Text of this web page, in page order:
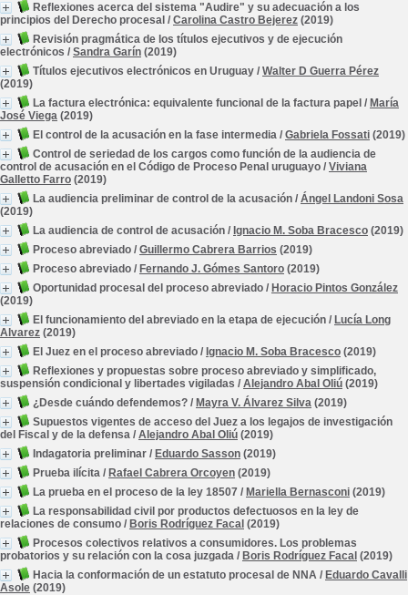
Reflexiones acerca del sistema "Audire" y su adecuación a los
principios del Derecho procesal / Carolina Castro Bejerez (2019)
Revisión pragmática de los títulos ejecutivos y de ejecución
electrónicos / Sandra Garín (2019)
Títulos ejecutivos electrónicos en Uruguay / Walter D Guerra Pérez
(2019)
La factura electrónica: equivalente funcional de la factura papel / María
José Viega (2019)
El control de la acusación en la fase intermedia / Gabriela Fossati (2019)
Control de seriedad de los cargos como función de la audiencia de
control de acusación en el Código de Proceso Penal uruguayo / Viviana
Galletto Farro (2019)
La audiencia preliminar de control de la acusación / Ángel Landoni Sosa
(2019)
La audiencia de control de acusación / Ignacio M. Soba Bracesco (2019)
Proceso abreviado / Guillermo Cabrera Barrios (2019)
Proceso abreviado / Fernando J. Gómes Santoro (2019)
Oportunidad procesal del proceso abreviado / Horacio Pintos González
(2019)
El funcionamiento del abreviado en la etapa de ejecución / Lucía Long
Alvarez (2019)
El Juez en el proceso abreviado / Ignacio M. Soba Bracesco (2019)
Reflexiones y propuestas sobre proceso abreviado y simplificado,
suspensión condicional y libertades vigiladas / Alejandro Abal Oliú (2019)
¿Desde cuándo defendemos? / Mayra V. Álvarez Silva (2019)
Supuestos vigentes de acceso del Juez a los legajos de investigación
del Fiscal y de la defensa / Alejandro Abal Oliú (2019)
Indagatoria preliminar / Eduardo Sasson (2019)
Prueba ilícita / Rafael Cabrera Orcoyen (2019)
La prueba en el proceso de la ley 18507 / Mariella Bernasconi (2019)
La responsabilidad civil por productos defectuosos en la ley de
relaciones de consumo / Boris Rodríguez Facal (2019)
Procesos colectivos relativos a consumidores. Los problemas
probatorios y su relación con la cosa juzgada / Boris Rodríguez Facal (2019)
Hacia la conformación de un estatuto procesal de NNA / Eduardo Cavalli
Asole (2019)